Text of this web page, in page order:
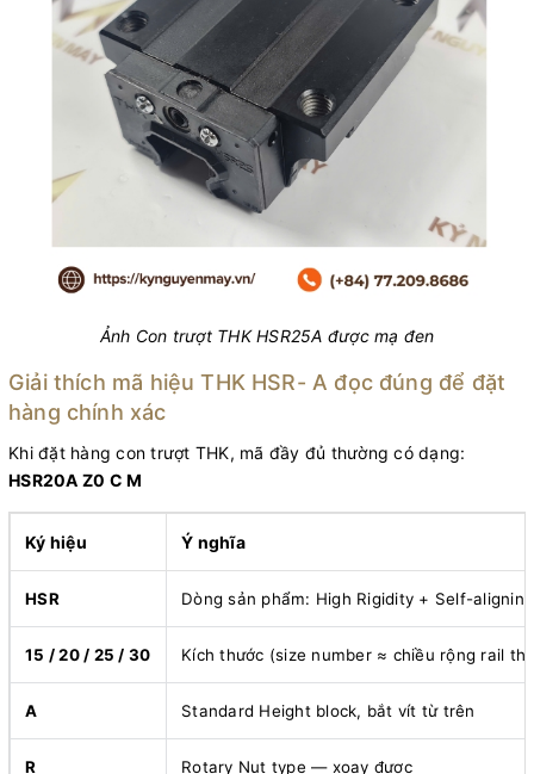
Ảnh Con trượt THK HSR25A được mạ đen
Giải thích mã hiệu THK HSR- A đọc đúng để đặt
hàng chính xác
Khi đặt hàng con trượt THK, mã đầy đủ thường có dạng:
HSR20A Z0 C M
Ký hiệu Ý nghĩa
HSR Dòng sản phẩm: High Rigidity + Self-aligning
15 / 20 / 25 / 30 Kích thước (size number ≈ chiều rộng rail
A Standard Height block, bắt vít từ trên
R Rotary Nut type — xoay được